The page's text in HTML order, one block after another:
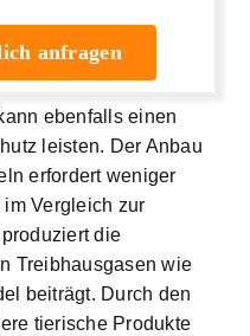
anfragen
ebenfalls einen
leisten. Der Anbau
erfordert weniger
Vergleich zur
die
Treibhausgasen wie
beiträgt. Durch den
tierische Produkte